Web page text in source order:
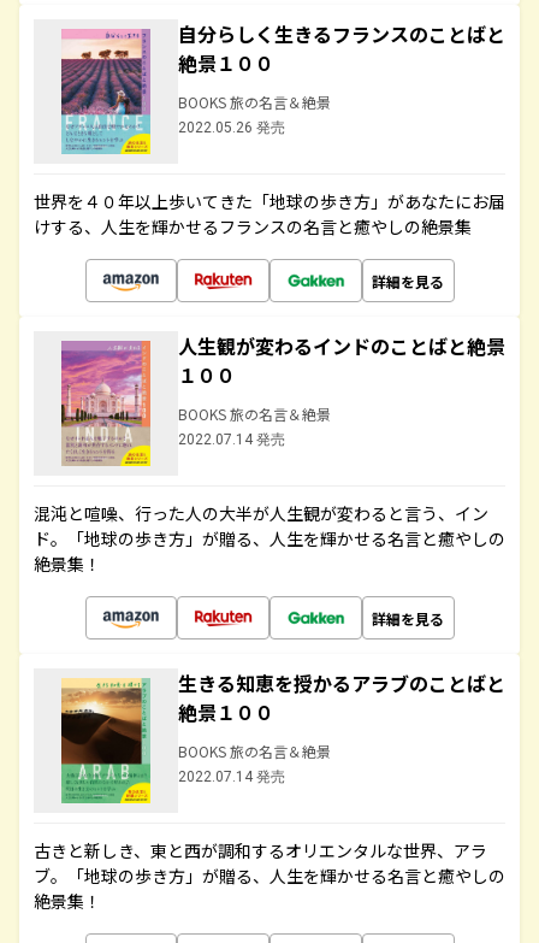
自分らしく生きるフランスのことばと
絶景１００
BOOKS 旅の名言＆絶景
2022.05.26 発売
世界を４０年以上歩いてきた「地球の歩き方」があなたにお届
けする、人生を輝かせるフランスの名言と癒やしの絶景集
詳細を見る
人生観が変わるインドのことばと絶景
１００
BOOKS 旅の名言＆絶景
2022.07.14 発売
混沌と喧噪、行った人の大半が人生観が変わると言う、イン
ド。「地球の歩き方」が贈る、人生を輝かせる名言と癒やしの
絶景集！
詳細を見る
生きる知恵を授かるアラブのことばと
絶景１００
BOOKS 旅の名言＆絶景
2022.07.14 発売
古きと新しき、東と西が調和するオリエンタルな世界、アラ
ブ。「地球の歩き方」が贈る、人生を輝かせる名言と癒やしの
絶景集！